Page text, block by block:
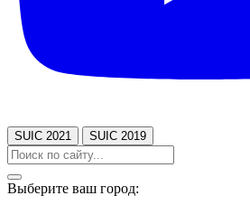
SUIC 2021 SUIC 2019
Выберите ваш город: